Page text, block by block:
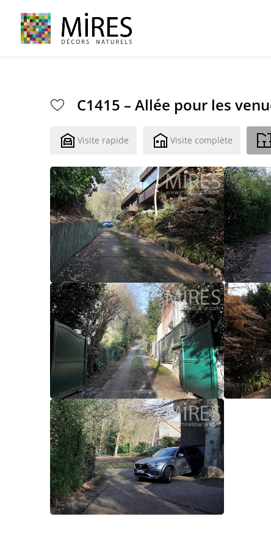
C1415 – Allée pour les
Visite rapide Visite complète